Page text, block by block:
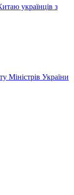
українців з
Міністрів України